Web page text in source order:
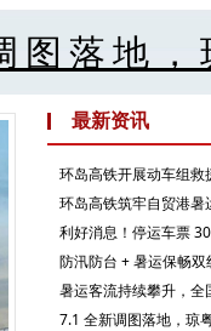
落地，
最新资讯
环岛高铁开展动车组
环岛高铁筑牢自贸港
利好消息！停运车票
防汛防台 + 暑运保畅
暑运客流持续攀升，
7.1 全新调图落地，琼